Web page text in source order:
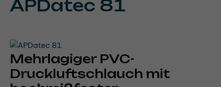
APDatec 81
Mehrlagiger PVC-
Druckluftschlauch mit